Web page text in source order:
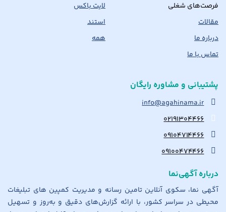
فرصت‌های شغلی
مقالات
درباره ما
تماس با ما
لایت باکس
استند
همه
پشتیبانی و مشاوره رایگان
info@agahinama.ir
۰۲۱۹۱۳۰۴۴۶۶
۰۹۱۰۴۷۱۴۴۶۶
۰۹۱۰۰۴۷۴۴۶۶
درباره آگهی‌نما
آگهی نما، سکوی آنلاین تامین رسانه و مدیریت کمپین های تبلیغات
محیطی در سراسر کشور، با ارائه گزارش‌های دقیق و به‌روز و تسهیل